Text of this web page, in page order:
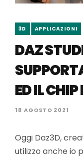
3D APPLICAZIONI
DAZ
ED IL CHIP
18 AGOSTO 2021
Oggi Daz3D,
utilizzo anche io